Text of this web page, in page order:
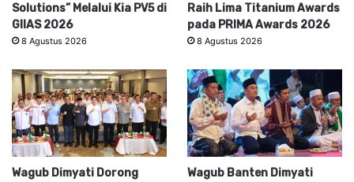
Solutions” Melalui Kia PV5 di
GIIAS 2026
8 Agustus 2026
Raih Lima Titanium Awards
pada PRIMA Awards 2026
8 Agustus 2026
Wagub Dimyati Dorong
Wagub Banten Dimyati